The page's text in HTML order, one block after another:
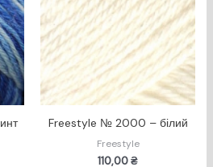
Freestyle № 2000 – білий
Freestyle
110,00₴